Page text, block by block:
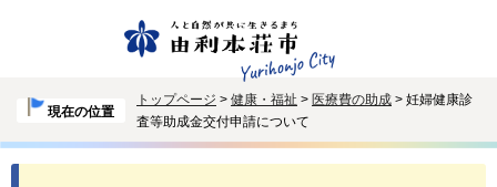
現在の位置
トップページ > 健康・福祉 > 医療費の助成 > 妊婦健康診
査等助成金交付申請について